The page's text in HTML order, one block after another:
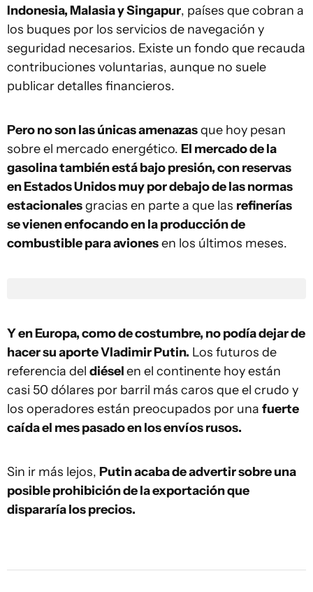
Indonesia, Malasia y Singapur, países que cobran a
los buques por los servicios de navegación y
seguridad necesarios. Existe un fondo que recauda
contribuciones voluntarias, aunque no suele
publicar detalles financieros.
Pero no son las únicas amenazasque hoy pesan
sobre el mercado energético. El mercado de la
gasolina también está bajo presión, con reservas
en Estados Unidos muy por debajo de las normas
estacionalesgracias en parte a que las refinerías
se vienen enfocando en la producción de
combustible para avionesen los últimos meses.
Y en Europa, como de costumbre, no podía dejar de
hacer su aporte Vladimir Putin. Los futuros de
referencia del diéselen el continente hoy están
casi 50 dólares por barril más caros que el crudo y
los operadores están preocupados por una fuerte
caída el mes pasado en los envíos rusos.
Sin ir más lejos, Putin acaba de advertir sobre una
posible prohibición de la exportación que
dispararía los precios.